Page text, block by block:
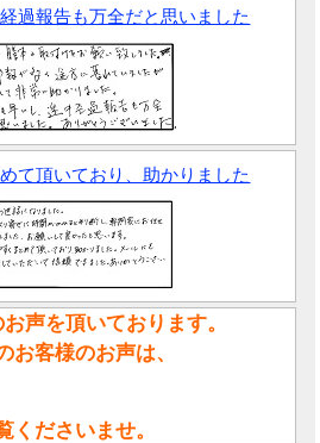
過報告も万全だと思いました
て頂いており、助かりました
声を頂いております。
お客様のお声は、
くださいませ。